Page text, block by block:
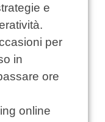
e
per
in
ore
online